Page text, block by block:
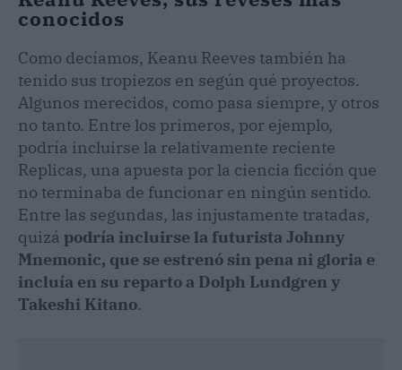
conocidos
Como decíamos, Keanu Reeves también ha
tenido sus tropiezos en según qué proyectos.
Algunos merecidos, como pasa siempre, y otros
no tanto. Entre los primeros, por ejemplo,
podría incluirse la relativamente reciente
Replicas, una apuesta por la ciencia ficción que
no terminaba de funcionar en ningún sentido.
Entre las segundas, las injustamente tratadas,
quizá podría incluirse la futurista Johnny
Mnemonic, que se estrenó sin pena ni gloria e
incluía en su reparto a Dolph Lundgren y
Takeshi Kitano.